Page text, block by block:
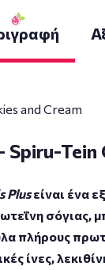
and Cream
Tein
Plusείναι ένα
σόγιας,
ίνες,